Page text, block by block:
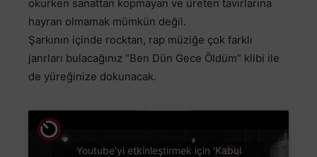
okurken sanattan kopmayan ve üreten tavırlarına
hayran olmamak mümkün değil.
Şarkının içinde rocktan, rap müziğe çok farklı
janrları bulacağınız “Ben Dün Gece Öldüm” klibi ile
de yüreğinize dokunacak.
Youtube'yi etkinleştirmek için 'Kabul